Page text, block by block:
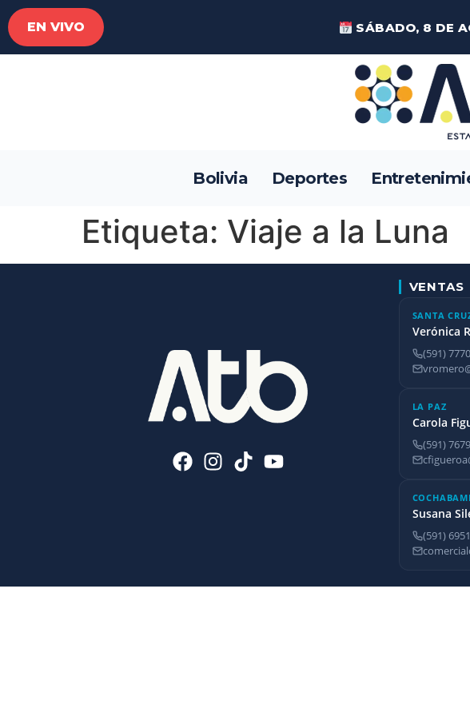
EN VIVO SÁBADO, 8 DE
Bolivia Deportes
Etiqueta: Viaje a la Luna
VENTAS
SANTA
Verónica
(591)
LA PAZ
Carola
(591)
Susana
(591)